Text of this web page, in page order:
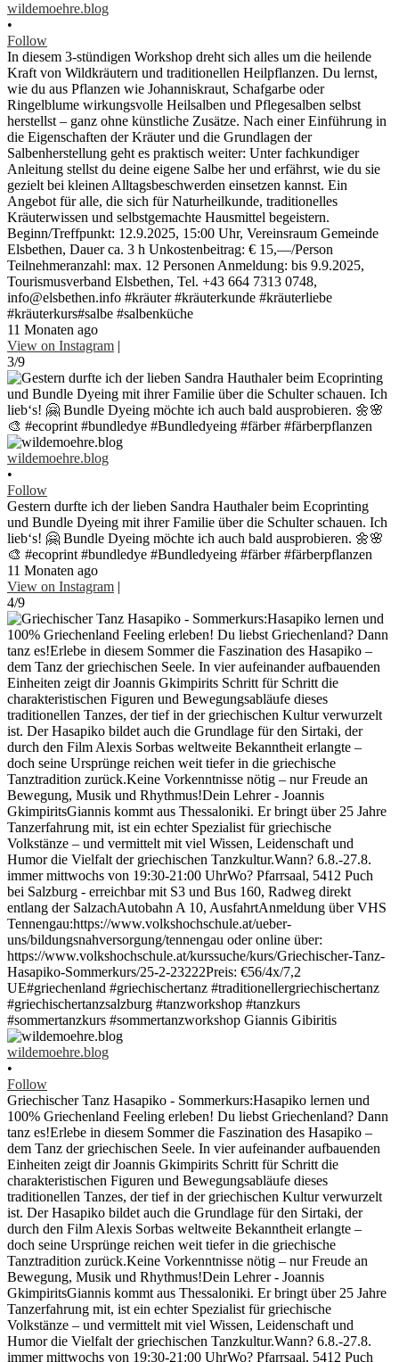
wildemoehre.blog
•
Follow
In diesem 3-stündigen Workshop dreht sich alles um die heilende
Kraft von Wildkräutern und traditionellen Heilpflanzen. Du lernst,
wie du aus Pflanzen wie Johanniskraut, Schafgarbe oder
Ringelblume wirkungsvolle Heilsalben und Pflegesalben selbst
herstellst – ganz ohne künstliche Zusätze. Nach einer Einführung in
die Eigenschaften der Kräuter und die Grundlagen der
Salbenherstellung geht es praktisch weiter: Unter fachkundiger
Anleitung stellst du deine eigene Salbe her und erfährst, wie du sie
gezielt bei kleinen Alltagsbeschwerden einsetzen kannst. Ein
Angebot für alle, die sich für Naturheilkunde, traditionelles
Kräuterwissen und selbstgemachte Hausmittel begeistern.
Beginn/Treffpunkt: 12.9.2025, 15:00 Uhr, Vereinsraum Gemeinde
Elsbethen, Dauer ca. 3 h Unkostenbeitrag: € 15,—/Person
Teilnehmeranzahl: max. 12 Personen Anmeldung: bis 9.9.2025,
Tourismusverband Elsbethen, Tel. +43 664 7313 0748,
info@elsbethen.info #kräuter #kräuterkunde #kräuterliebe
#kräuterkurs#salbe #salbenküche
11 Monaten ago
View on Instagram |
3/9
wildemoehre.blog
•
Follow
Gestern durfte ich der lieben Sandra Hauthaler beim Ecoprinting
und Bundle Dyeing mit ihrer Familie über die Schulter schauen. Ich
lieb‘s! 🤗 Bundle Dyeing möchte ich auch bald ausprobieren. 🌼🌸
🎨 #ecoprint #bundledye #Bundledyeing #färber #färberpflanzen
11 Monaten ago
View on Instagram |
4/9
wildemoehre.blog
•
Follow
Griechischer Tanz Hasapiko - Sommerkurs:Hasapiko lernen und
100% Griechenland Feeling erleben! Du liebst Griechenland? Dann
tanz es!Erlebe in diesem Sommer die Faszination des Hasapiko –
dem Tanz der griechischen Seele. In vier aufeinander aufbauenden
Einheiten zeigt dir Joannis Gkimpirits Schritt für Schritt die
charakteristischen Figuren und Bewegungsabläufe dieses
traditionellen Tanzes, der tief in der griechischen Kultur verwurzelt
ist. Der Hasapiko bildet auch die Grundlage für den Sirtaki, der
durch den Film Alexis Sorbas weltweite Bekanntheit erlangte –
doch seine Ursprünge reichen weit tiefer in die griechische
Tanztradition zurück.Keine Vorkenntnisse nötig – nur Freude an
Bewegung, Musik und Rhythmus!Dein Lehrer - Joannis
GkimpiritsGiannis kommt aus Thessaloniki. Er bringt über 25 Jahre
Tanzerfahrung mit, ist ein echter Spezialist für griechische
Volkstänze – und vermittelt mit viel Wissen, Leidenschaft und
Humor die Vielfalt der griechischen Tanzkultur.Wann? 6.8.-27.8.
immer mittwochs von 19:30-21:00 UhrWo? Pfarrsaal, 5412 Puch